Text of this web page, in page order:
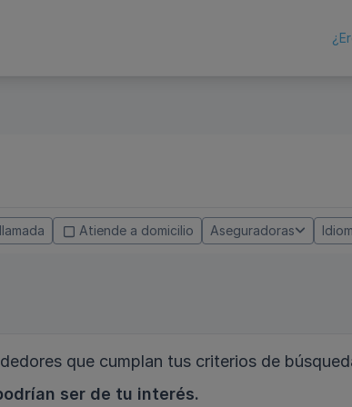
Atiende a domicilio Aseguradoras
que cumplan tus criterios de
ser de tu interés.